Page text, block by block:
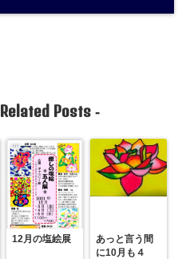
Related Posts-
12月の塩絵展
あっと言う間
に10月も４